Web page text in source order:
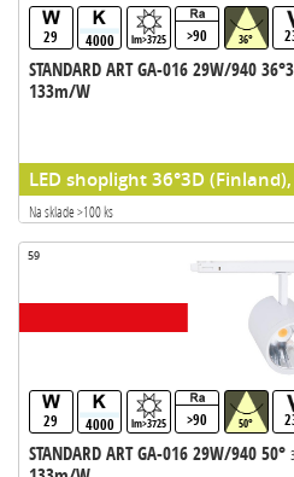
29 4000 lm>3725 >90 36°
STANDARD ART GA-016 29W/940
133m/W
LED shoplight 36°3D
Na sklade >100 ks
59
29 4000 lm>3725 >90 50°
STANDARD ART GA-016 29W/940 50°